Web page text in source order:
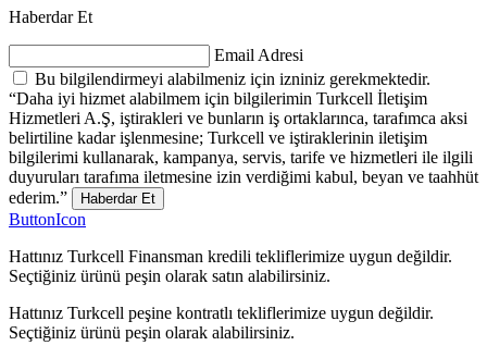
Haberdar Et
Email Adresi
Bu bilgilendirmeyi alabilmeniz için izniniz gerekmektedir.
“Daha iyi hizmet alabilmem için bilgilerimin Turkcell İletişim
Hizmetleri A.Ş, iştirakleri ve bunların iş ortaklarınca, tarafımca aksi
belirtiline kadar işlenmesine; Turkcell ve iştiraklerinin iletişim
bilgilerimi kullanarak, kampanya, servis, tarife ve hizmetleri ile ilgili
duyuruları tarafıma iletmesine izin verdiğimi kabul, beyan ve taahhüt
ederim.”
Haberdar Et
ButtonIcon
Hattınız Turkcell Finansman kredili tekliflerimize uygun değildir.
Seçtiğiniz ürünü peşin olarak satın alabilirsiniz.
Hattınız Turkcell peşine kontratlı tekliflerimize uygun değildir.
Seçtiğiniz ürünü peşin olarak alabilirsiniz.